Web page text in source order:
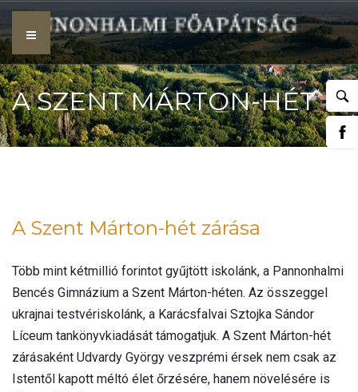
Skip
to
content
A SZENT MÁRTON-HÉT
A Szent Márton-hét zárása
Több mint kétmillió forintot gyűjtött iskolánk, a Pannonhalmi
Bencés Gimnázium a Szent Márton-héten. Az összeggel
ukrajnai testvériskolánk, a Karácsfalvai Sztojka Sándor
Líceum tankönyvkiadását támogatjuk. A Szent Márton-hét
zárásaként Udvardy György veszprémi érsek nem csak az
Istentől kapott méltó élet őrzésére, hanem növelésére is